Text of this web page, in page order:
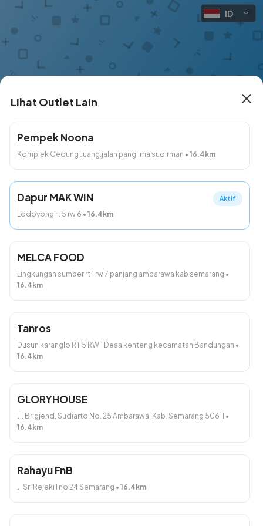
ID
Dapur MAK WIN
283 Outlet Lain
Minggu, 9 Agu 2026 Secepatnya
Produk
Dibuat dengan
Lihat Outlet Lain
Pempek Noona
Komplek Gedung Juang,jalan panglima sudirman • 16.4 km
Dapur MAK WIN Aktif
Lodoyong rt 5 rw 6 • 16.4 km
MELCA FOOD
Lingkungan sumber rt 1 rw 7 panjang ambarawa kab semarang •
16.4 km
Tanros
Dusun karanglo RT 5 RW 1 Desa kenteng kecamatan Bandungan •
16.4 km
GLORYHOUSE
Jl. Brigjend. Sudiarto No. 25 Ambarawa, Kab. Semarang 50611 •
16.4 km
Rahayu FnB
Jl Sri Rejeki I no 24 Semarang • 16.4 km